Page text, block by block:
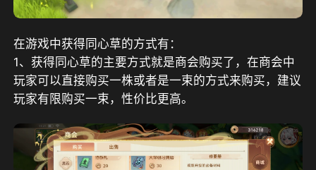
在游戏中获得同心草的方式有：
1、获得同心草的主要方式就是商会购买了，在商会中
玩家可以直接购买一株或者是一束的方式来购买，建议
玩家有限购买一束，性价比更高。